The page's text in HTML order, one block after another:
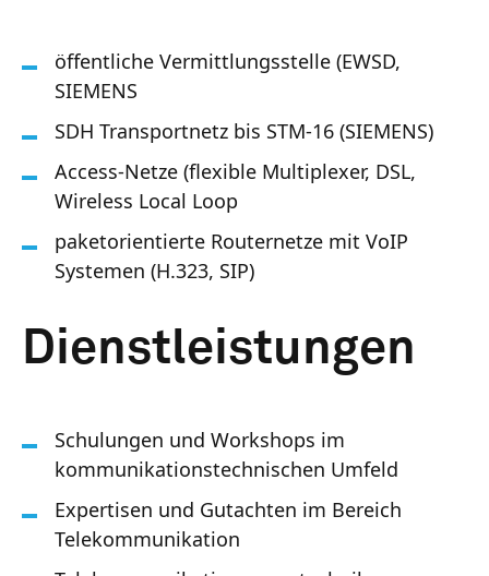
öffentliche Vermittlungsstelle (EWSD,
SIEMENS
SDH Transportnetz bis STM-16 (SIEMENS)
Access-Netze (flexible Multiplexer, DSL,
Wireless Local Loop
paketorientierte Routernetze mit VoIP
Systemen (H.323, SIP)
Dienstleistungen
Schulungen und Workshops im
kommunikationstechnischen Umfeld
Expertisen und Gutachten im Bereich
Telekommunikation